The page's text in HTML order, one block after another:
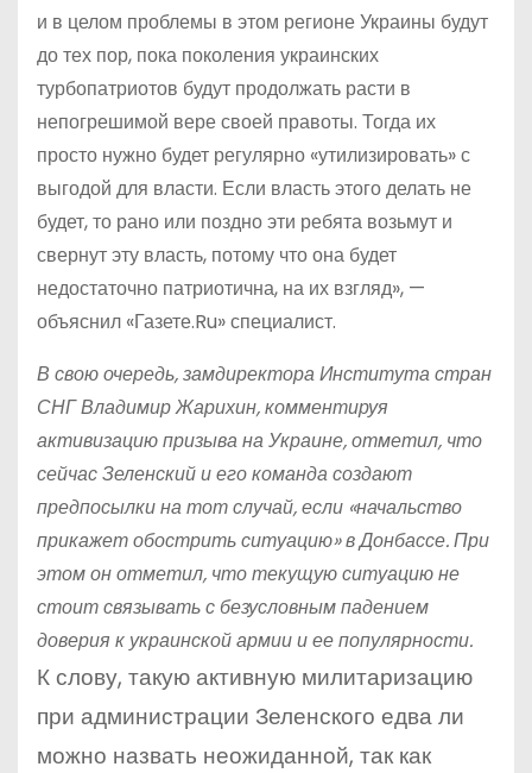
и в целом проблемы в этом регионе Украины будут
до тех пор, пока поколения украинских
турбопатриотов будут продолжать расти в
непогрешимой вере своей правоты. Тогда их
просто нужно будет регулярно «утилизировать» с
выгодой для власти. Если власть этого делать не
будет, то рано или поздно эти ребята возьмут и
свернут эту власть, потому что она будет
недостаточно патриотична, на их взгляд», —
объяснил «Газете.Ru» специалист.
В свою очередь, замдиректора Института стран
СНГ Владимир Жарихин, комментируя
активизацию призыва на Украине, отметил, что
сейчас Зеленский и его команда создают
предпосылки на тот случай, если «начальство
прикажет обострить ситуацию» в Донбассе. При
этом он отметил, что текущую ситуацию не
стоит связывать с безусловным падением
доверия к украинской армии и ее популярности.
К слову, такую активную милитаризацию
при администрации Зеленского едва ли
можно назвать неожиданной, так как